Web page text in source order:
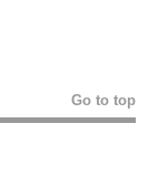
Go to top